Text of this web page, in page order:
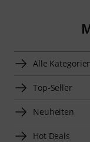
Alle
Top-Seller
Neuheiten
Hot Deals